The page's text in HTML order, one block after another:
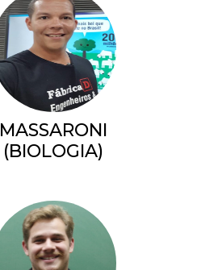
MASSARONI
(BIOLOGIA)